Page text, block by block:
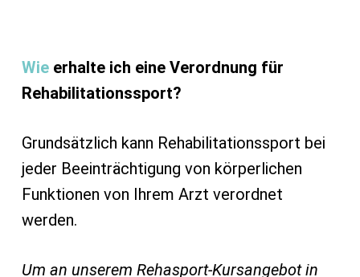
Wieerhalte ich eine Verordnung für
Rehabilitationssport?
Grundsätzlich kann Rehabilitationssport bei
jeder Beeinträchtigung von körperlichen
Funktionen von Ihrem Arzt verordnet
werden.
Um an unserem Rehasport-Kursangebot in